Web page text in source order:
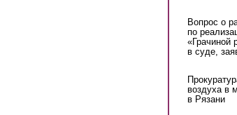
Вопрос о
по
«Грачиной
в суде,
воздуха в
в Рязани